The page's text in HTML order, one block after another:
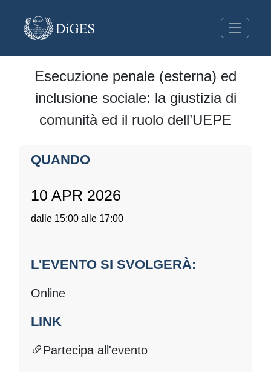
Esecuzione penale (esterna) ed
inclusione sociale: la giustizia di
comunità ed il ruolo dell’UEPE
QUANDO
10 APR 2026
dalle 15:00 alle 17:00
L'EVENTO SI SVOLGERÀ:
Online
LINK
Partecipa all'evento